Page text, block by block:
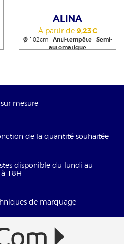
ALINA
À partir de 9,23€
Ø102cm • Anti-tempête• Semi-
automatique
mesure
de la quantité souhaitée
disponible du lundi au
18H
de marquage